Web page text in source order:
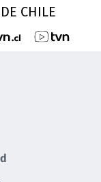
CHILE